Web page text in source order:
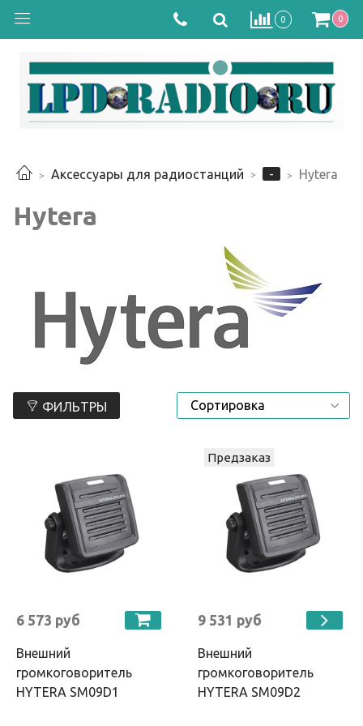
0 0
Аксессуары для радиостанций - Hytera
Hytera
ФИЛЬТРЫ
6 573 руб
Внешний
громкоговоритель
HYTERA SM09D1
Предзаказ
9 531 руб
Внешний
громкоговоритель
HYTERA SM09D2